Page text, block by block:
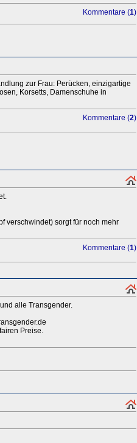
Kommentare (1)
zur Frau: Perücken, einzigartige
Korsetts, Damenschuhe in
Kommentare (2)
verschwindet) sorgt für noch mehr
Kommentare (1)
alle Transgender.
Preise.